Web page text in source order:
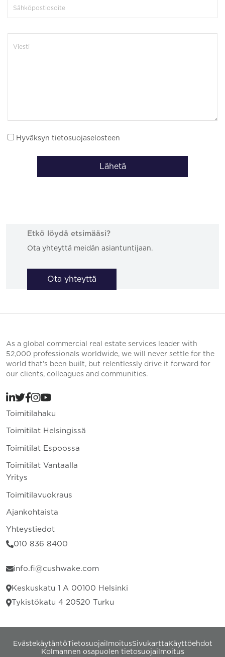
Hyväksyn tietosuojaselosteen
Lähetä
Etkö löydä etsimääsi?
Ota yhteyttä meidän asiantuntijaan.
Ota yhteyttä
As a global commercial real estate services leader with
52,000 professionals worldwide, we will never settle for the
world that’s been built, but relentlessly drive it forward for
our clients, colleagues and communities.
Toimitilahaku
Toimitilat Helsingissä
Toimitilat Espoossa
Toimitilat Vantaalla
Yritys
Toimitilavuokraus
Ajankohtaista
Yhteystiedot
010 836 8400
info.fi@cushwake.com
Keskuskatu 1 A 00100 Helsinki
Tykistökatu 4 20520 Turku
EvästekäytäntöTietosuojailmoitusSivukartta Käyttöehdot
Kolmannen osapuolen tietosuojailmoitus